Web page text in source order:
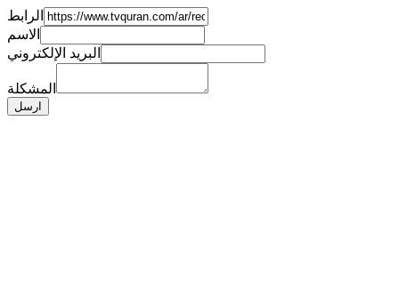
الرابط
الاسم
البريد الإلكتروني
المشكلة
ارسل